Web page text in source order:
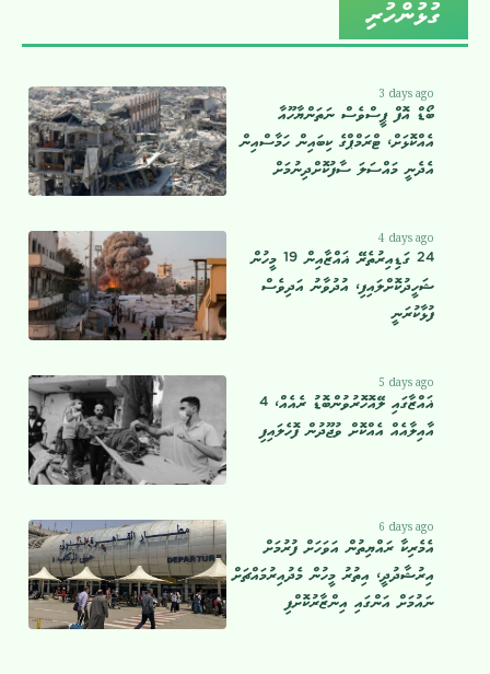
ގުޅުންހުރި
3 days ago
ބޯޑް އޮފް ޕީސްވެސް ނަތަންޔާހޫއާ
އެއްކޮޅަށް، ޓްރަމްޕްގެ ކިބައިން ހަމާސްއިން
އެދެނީ މައްސަލަ ސާފުކޮށްދިނުމަށް
4 days ago
24 ގަޑިއިރުތެރޭ ޣައްޒާއިން 19 މީހުން
ޝަހީދުކޮށްލައިފި، އުދުވާނު އަދިވެސް
ފުޅާކުރަނީ
5 days ago
ޣައްޒާގައި ލޭއޮހޮރުވުންބޮޑު ރެއެއް، 4
އާއިލާއެއް އެއްކޮށް ވުޖޫދުން ފޮހެލައިފި
6 days ago
އެމެރިކާ ރައްޔިތުން އަވަހަށް ފުރުމަށް
އިރުޝާދުދީ، އިތުރު މީހުން މެދުއިރުމައްޗަށް
ނައުމަށް އަންގައި އިންޒާރުކޮށްފި